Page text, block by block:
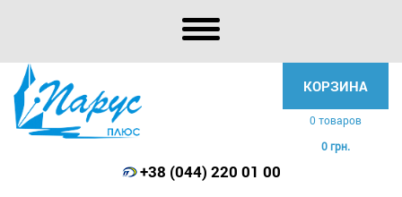
КОРЗИНА
0 товаров
0 грн.
+38 (044) 220 01 00